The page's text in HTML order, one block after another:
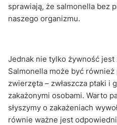
sprawiają, że salmonella bez
naszego organizmu.
Jednak nie tylko żywność jest
Salmonella może być
zwierzęta – zwłaszcza ptaki i
zakażonymi osobami. Warto
słyszymy o zakażeniach
równie ważne jest